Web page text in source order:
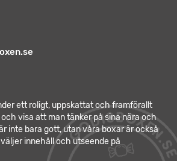
ett roligt, uppskattat och framförallt
visa att man tänker på sina nära och
inte bara gott, utan våra boxar är också
innehåll och utseende på